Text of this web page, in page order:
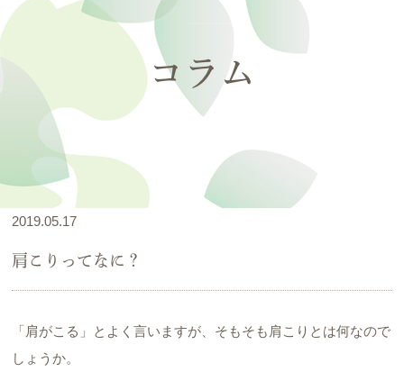
コラム
2019.05.17
肩こりってなに？
「肩がこる」とよく言いますが、そもそも肩こりとは何なので
しょうか。